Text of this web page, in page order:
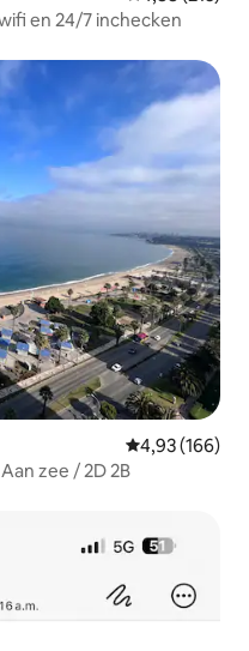
en 24/7 inchecken
Gemiddelde
4,93 (166)
zee / 2D 2B